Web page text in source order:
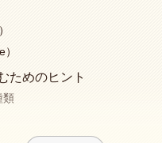
ためのヒント
類